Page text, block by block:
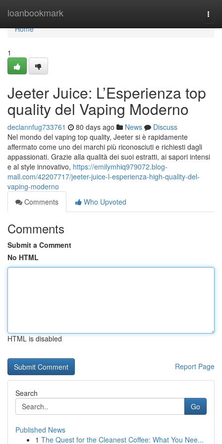
loanbookmark
Home
Home
1
Jeeter Juice: L’Esperienza top
quality del Vaping Moderno
declannfug733761 80 days ago News
Discuss
Nel mondo del vaping top quality, Jeeter si è rapidamente
affermato come uno dei marchi più riconosciuti e richiesti dagli
appassionati. Grazie alla qualità dei suoi estratti, ai sapori intensi
e al style innovativo, https://emilymhiq979072.blog-
mall.com/42207717/jeeter-juice-l-esperienza-high-quality-del-
vaping-moderno
Comments
Who Upvoted
Comments
Submit a Comment
No HTML
HTML is disabled
Report Page
Search
Go
Published News
1 The Quest for the Cleanest Coffee: What You Nee...